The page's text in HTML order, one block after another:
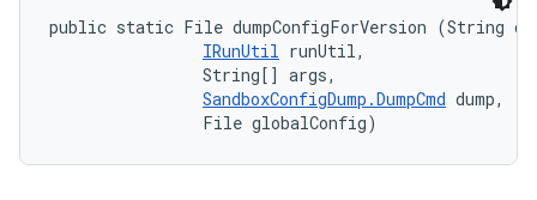
public static File dumpConfigForVersion (String
IRunUtil runUtil,
                String[] args,
SandboxConfigDump.DumpCmd dump,
                File globalConfig)